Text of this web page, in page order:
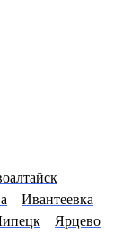
Ивантеевка
Ярцево